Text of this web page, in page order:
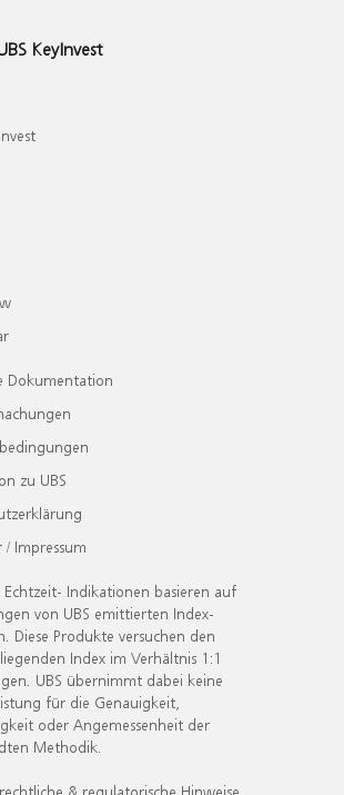
KeyInvest
Dokumentation
zu UBS
/ Impressum
Echtzeit- Indikationen basieren auf
von UBS emittierten Index-
Diese Produkte versuchen den
Index im Verhältnis 1:1
UBS übernimmt dabei keine
für die Genauigkeit,
oder Angemessenheit der
Methodik.